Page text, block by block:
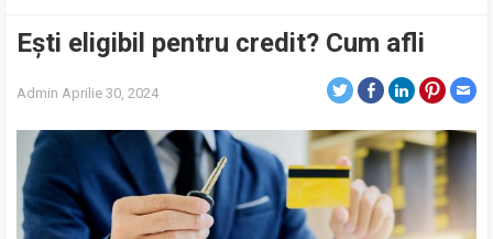
Ești eligibil pentru credit? Cum afli
Admin Aprilie 30, 2024